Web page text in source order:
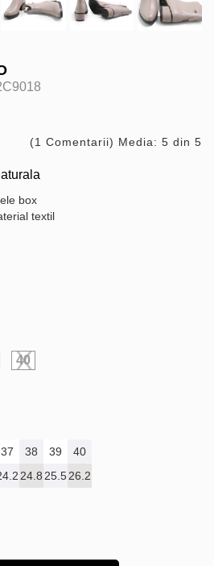
(1 Comentarii) Media: 5 din 5
box
textil
40
37 38 39
40
24.8 25.526.2